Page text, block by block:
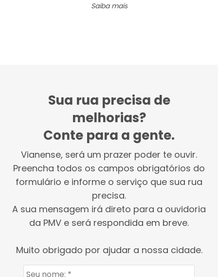
Saiba mais
Sua rua precisa de
melhorias?
Conte para a gente.
Vianense, será um prazer poder te ouvir.
Preencha todos os campos obrigatórios do
formulário e informe o serviço que sua rua
precisa.
A sua mensagem irá direto para a ouvidoria
da PMV e será respondida em breve.
Muito obrigado por ajudar a nossa cidade.